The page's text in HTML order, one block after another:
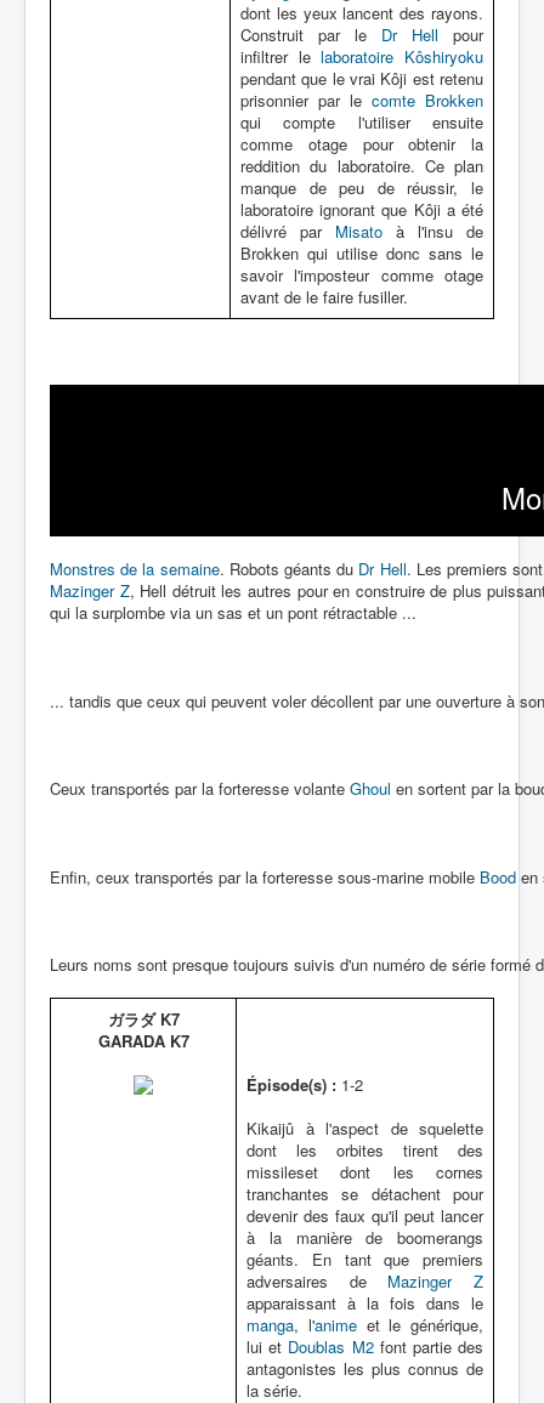
dont les yeux lancent des rayons.
Construit par le Dr Hell pour
infiltrer lelaboratoire Kôshiryoku
pendant que le vrai Kôji est retenu
prisonnier par le comte Brokken
qui compte l'utiliser ensuite
comme otage pour obtenir la
reddition du laboratoire. Ce plan
manque de peu de réussir, le
laboratoire ignorant que Kôji a été
délivré par Misato à l'insu de
Brokken qui utilise donc sans le
savoir l'imposteur comme otage
avant de le faire fusiller.
Monstres de la semaine. Robots géants du Dr Hell. Les premiers
Mazinger Z, Hell détruit les autres pour en construire de plus
qui la surplombe via un sas et un pont rétractable ...
... tandis que ceux qui peuvent voler décollent par une ouverture à
Ceux transportés par la forteresse volante Ghoul en sortent par la
Enfin, ceux transportés par la forteresse sous-marine mobile Bood en
Leurs noms sont presque toujours suivis d'un numéro de série formé
ガラダ K7
GARADA K7
Épisode(s) : 1-2
Kikaijû à l'aspect de squelette
dont les orbites tirent des
missileset dont les cornes
tranchantes se détachent pour
devenir des faux qu'il peut lancer
à la manière de boomerangs
géants. En tant que premiers
adversaires de Mazinger Z
apparaissant à la fois dans le
manga, l'animeet le générique,
lui et Doublas M2font partie des
antagonistes les plus connus de
la série.